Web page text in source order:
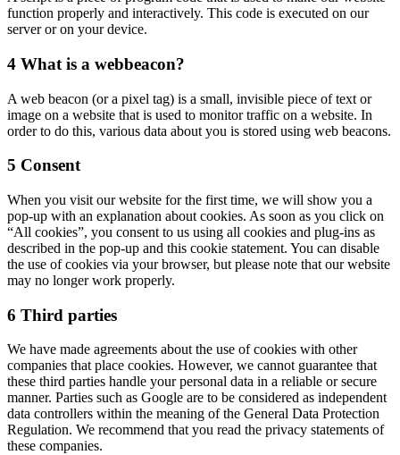
function properly and interactively. This code is executed on our
server or on your device.
4 What is a webbeacon?
A web beacon (or a pixel tag) is a small, invisible piece of text or
image on a website that is used to monitor traffic on a website. In
order to do this, various data about you is stored using web beacons.
5 Consent
When you visit our website for the first time, we will show you a
pop-up with an explanation about cookies. As soon as you click on
“All cookies”, you consent to us using all cookies and plug-ins as
described in the pop-up and this cookie statement. You can disable
the use of cookies via your browser, but please note that our website
may no longer work properly.
6 Third parties
We have made agreements about the use of cookies with other
companies that place cookies. However, we cannot guarantee that
these third parties handle your personal data in a reliable or secure
manner. Parties such as Google are to be considered as independent
data controllers within the meaning of the General Data Protection
Regulation. We recommend that you read the privacy statements of
these companies.